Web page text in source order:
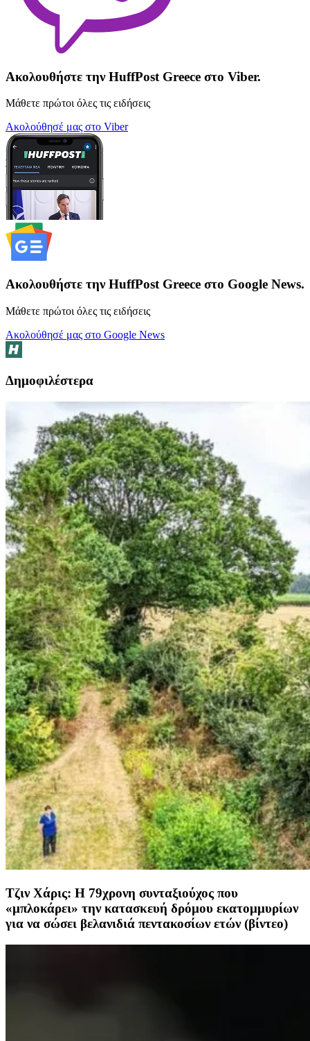
Ακολουθήστε την HuffPost Greece στο Viber.
Μάθετε πρώτοι όλες τις ειδήσεις
Ακολούθησέ μας στο Viber
Ακολουθήστε την HuffPost Greece στο Google News.
Μάθετε πρώτοι όλες τις ειδήσεις
Ακολούθησέ μας στο Google News
Δημοφιλέστερα
Τζιν Χάρις: Η 79χρονη συνταξιούχος που
«μπλοκάρει» την κατασκευή δρόμου εκατομμυρίων
για να σώσει βελανιδιά πεντακοσίων ετών (βίντεο)